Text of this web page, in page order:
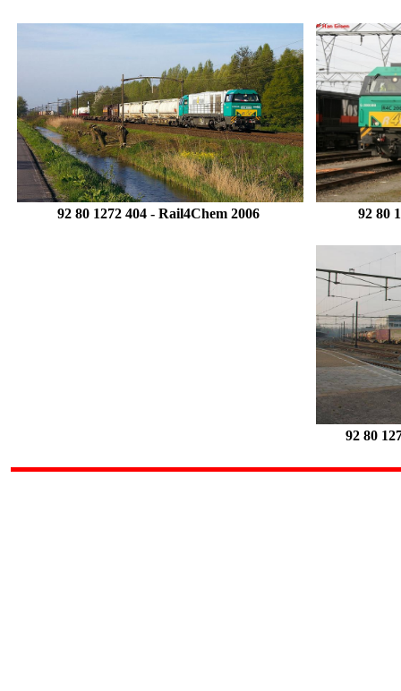
92 80 1272 404 - Rail4Chem 2006 92 80
92 80